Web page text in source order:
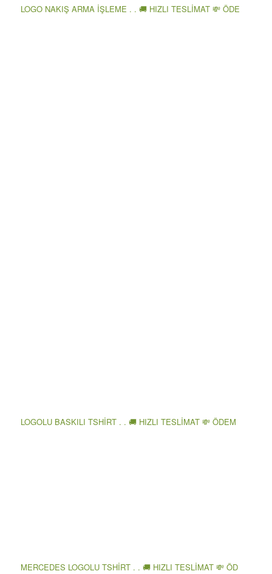
LOGO NAKIŞ ARMA İŞLEME . . 🚚 HIZLI TESLİMAT 💸 ÖDE
LOGOLU BASKILI TSHİRT . . 🚚 HIZLI TESLİMAT 💸 ÖDEM
MERCEDES LOGOLU TSHİRT . . 🚚 HIZLI TESLİMAT 💸 ÖD